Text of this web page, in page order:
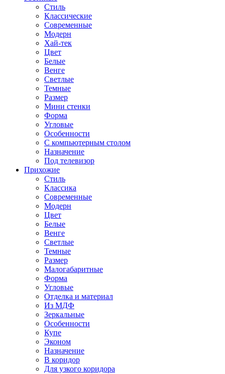
Стиль
Классические
Современные
Модерн
Хай-тек
Цвет
Белые
Венге
Светлые
Темные
Размер
Мини стенки
Форма
Угловые
Особенности
С компьютерным столом
Назначение
Под телевизор
Прихожие
Стиль
Классика
Современные
Модерн
Цвет
Белые
Венге
Светлые
Темные
Размер
Малогабаритные
Форма
Угловые
Отделка и материал
Из МДФ
Зеркальные
Особенности
Купе
Эконом
Назначение
В коридор
Для узкого коридора